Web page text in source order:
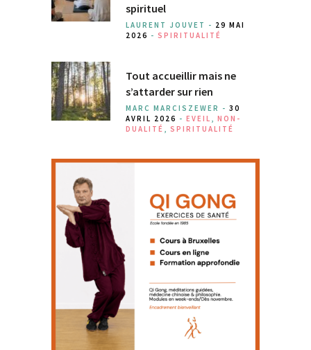
spirituel
LAURENT JOUVET - 29 MAI
2026 - SPIRITUALITÉ
Tout accueillir mais ne
s’attarder sur rien
MARC MARCISZEWER - 30
AVRIL 2026 - EVEIL
NON-
DUALITÉ
SPIRITUALITÉ